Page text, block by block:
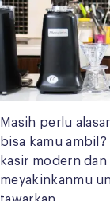
Masih perlu
bisa kamu
kasir modern
meyakinkanmu